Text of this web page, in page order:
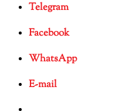
Telegram
Facebook
WhatsApp
E-mail